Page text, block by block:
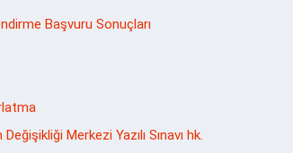
Başvuru Sonuçları
Merkezi Yazılı Sınavı hk.